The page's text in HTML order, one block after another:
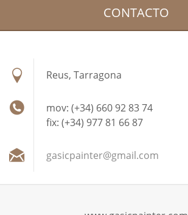
CONTACTO
Reus, Tarragona
mov: (+34) 660 92 83 74
fix: (+34) 977 81 66 87
gasicpainter@gmail.com